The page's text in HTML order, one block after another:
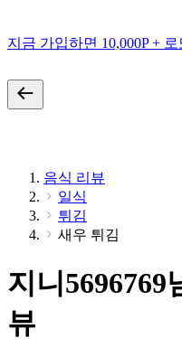
지금 가입하면 10,000P +
음식 리뷰
일식
튀김
새우 튀김
지니5696769
뷰